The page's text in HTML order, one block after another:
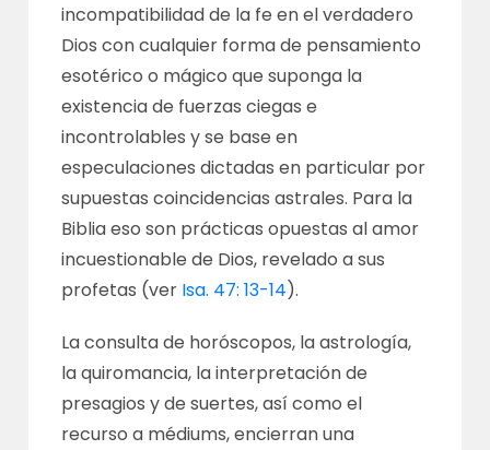
incompatibilidad de la fe en el verdadero
Dios con cualquier forma de pensamiento
esotérico o mágico que suponga la
existencia de fuerzas ciegas e
incontrolables y se base en
especulaciones dictadas en particular por
supuestas coincidencias astrales. Para la
Biblia eso son prácticas opuestas al amor
incuestionable de Dios, revelado a sus
profetas (ver Isa. 47: 13-14).
La consulta de horóscopos, la astrología,
la quiromancia, la interpretación de
presagios y de suertes, así como el
recurso a médiums, encierran una